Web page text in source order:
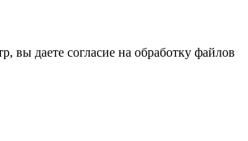
вы даете согласие на обработку файлов